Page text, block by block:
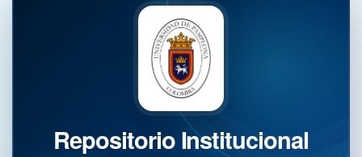
Repositorio Institucional